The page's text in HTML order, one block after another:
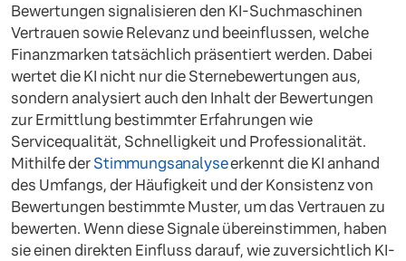
Bewertungen signalisieren den KI-Suchmaschinen
Vertrauen sowie Relevanz und beeinflussen, welche
Finanzmarken tatsächlich präsentiert werden. Dabei
wertet die KI nicht nur die Sternebewertungen aus,
sondern analysiert auch den Inhalt der Bewertungen
zur Ermittlung bestimmter Erfahrungen wie
Servicequalität, Schnelligkeit und Professionalität.
Mithilfe derStimmungsanalyseerkennt die KI anhand
des Umfangs, der Häufigkeit und der Konsistenz von
Bewertungen bestimmte Muster, um das Vertrauen zu
bewerten. Wenn diese Signale übereinstimmen, haben
sie einen direkten Einfluss darauf, wie zuversichtlich KI-